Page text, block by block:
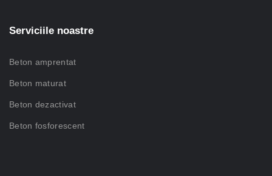
Serviciile noastre
Beton amprentat
Beton maturat
Beton dezactivat
Beton fosforescent